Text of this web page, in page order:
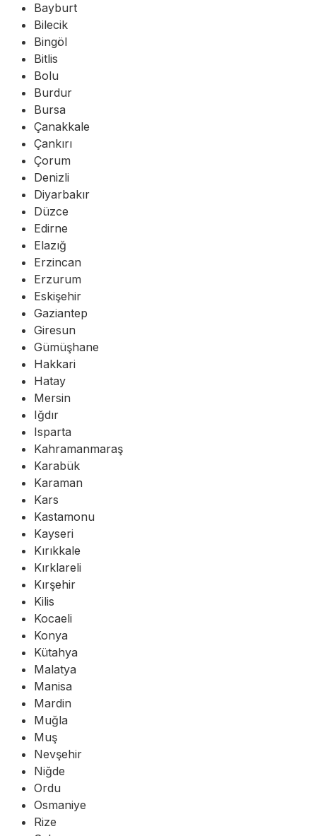
Bayburt
Bilecik
Bingöl
Bitlis
Bolu
Burdur
Bursa
Çanakkale
Çankırı
Çorum
Denizli
Diyarbakır
Düzce
Edirne
Elazığ
Erzincan
Erzurum
Eskişehir
Gaziantep
Giresun
Gümüşhane
Hakkari
Hatay
Mersin
Iğdır
Isparta
Kahramanmaraş
Karabük
Karaman
Kars
Kastamonu
Kayseri
Kırıkkale
Kırklareli
Kırşehir
Kilis
Kocaeli
Konya
Kütahya
Malatya
Manisa
Mardin
Muğla
Muş
Nevşehir
Niğde
Ordu
Osmaniye
Rize